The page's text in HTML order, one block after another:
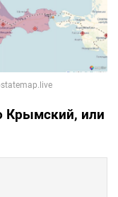
Крымский, или